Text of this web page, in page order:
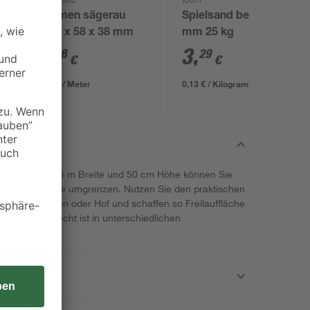
Rahmen sägerau
2000 x 58 x 38 mm
98 €
1,99 € / Meter
Spielsand beige 0-2
mm 25 kg
3,29 €
0,13 € / Kilogramm
in 5 m Breite und 50 cm Höhe können Sie
Größe umgrenzen. Nutzen Sie den praktischen
Ihrem Garten oder Hof und schaffen so Freilauffläche
Drahtgeflecht ist in unterschiedlichen